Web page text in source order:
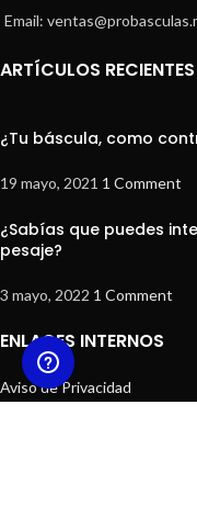
Email:
ARTÍCULOS RECIENTES
¿Tu báscula, como
19 mayo, 2021 1 Comment
¿Sabías que puedes
pesaje?
3 mayo, 2022 1 Comment
ENLACES INTERNOS
Aviso de Privacidad